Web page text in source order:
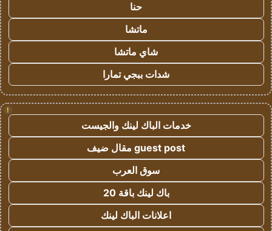
حنا
ماتشا
شاي ماتشا
شدات ببجي تمارا
!
خدمات الباك لينك والجيست
guest post مقال ضيف
سوق العرب
باك لينك باقة 20
اعلانات الباك لينك